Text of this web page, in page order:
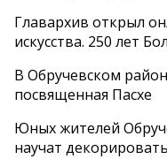
Главархив открыл
искусства. 250 лет
В Обручевском
посвященная Пасхе
Юных жителей
научат